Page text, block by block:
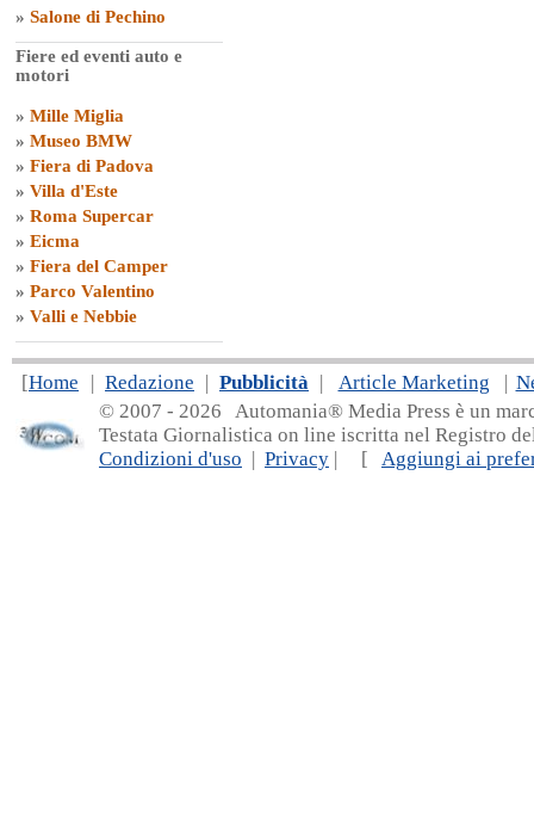
» Salone di Pechino
Fiere ed eventi auto e
motori
» Mille Miglia
» Museo BMW
» Fiera di Padova
» Villa d'Este
» Roma Supercar
» Eicma
» Fiera del Camper
» Parco Valentino
» Valli e Nebbie
[Home | Redazione | Pubblicità | Article Marketing |
© 2007 - 2026 Automania® Media Press è un
Testata Giornalistica on line iscritta nel Registro
Condizioni d'uso | Privacy | [ Aggiungi ai